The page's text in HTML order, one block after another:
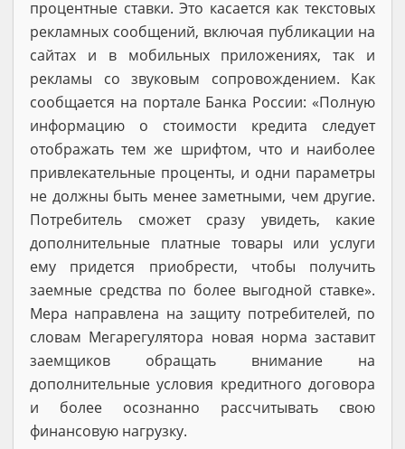
процентные ставки. Это касается как текстовых
рекламных сообщений, включая публикации на
сайтах и в мобильных приложениях, так и
рекламы со звуковым сопровождением. Как
сообщается на портале Банка России: «Полную
информацию о стоимости кредита следует
отображать тем же шрифтом, что и наиболее
привлекательные проценты, и одни параметры
не должны быть менее заметными, чем другие.
Потребитель сможет сразу увидеть, какие
дополнительные платные товары или услуги
ему придется приобрести, чтобы получить
заемные средства по более выгодной ставке».
Мера направлена на защиту потребителей, по
словам Мегарегулятора новая норма заставит
заемщиков обращать внимание на
дополнительные условия кредитного договора
и более осознанно рассчитывать свою
финансовую нагрузку.